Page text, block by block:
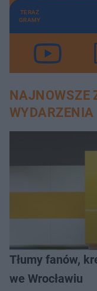
TERAZ
GRAMY
NAJNOWSZE
WYDARZENIA
Tłumy fanów,
we Wrocławiu